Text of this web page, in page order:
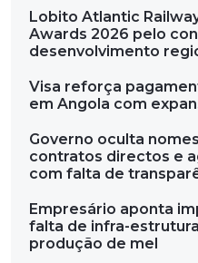
Lobito Atlantic
Awards 2026 pelo
desenvolvimento
Visa reforça
em Angola com
Governo oculta
contratos directos e
com falta de
Empresário aponta
falta de infra-
produção de mel